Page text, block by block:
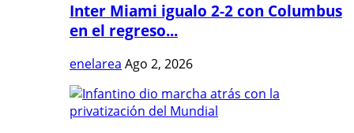
Inter Miami igualo 2-2 con Columbus
en el regreso...
enelarea Ago 2, 2026